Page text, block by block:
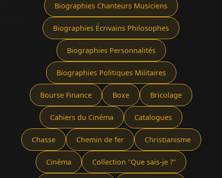
Biographies Chanteurs Musiciens
Biographies Écrivains Philosophes
Biographies Personnalités
Biographies Politiques Militaires
Bourse Finance Boxe Bricolage
Cahiers du Cinéma Catalogues
Chasse Chemin de fer Christianisme
Cinéma Collection "Que sais-je ?"